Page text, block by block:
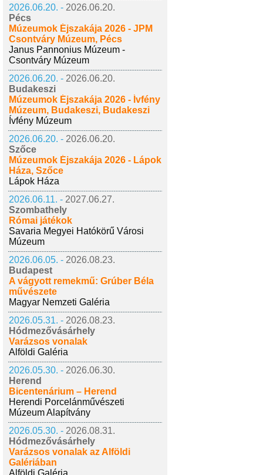
2026.06.20. - 2026.06.20.
Pécs
Múzeumok Éjszakája 2026 - JPM
Csontváry Múzeum, Pécs
Janus Pannonius Múzeum -
Csontváry Múzeum
2026.06.20. - 2026.06.20.
Budakeszi
Múzeumok Éjszakája 2026 - Ívfény
Múzeum, Budakeszi, Budakeszi
Ívfény Múzeum
2026.06.20. - 2026.06.20.
Szőce
Múzeumok Éjszakája 2026 - Lápok
Háza, Szőce
Lápok Háza
2026.06.11. - 2027.06.27.
Szombathely
Római játékok
Savaria Megyei Hatókörű Városi
Múzeum
2026.06.05. - 2026.08.23.
Budapest
A vágyott remekmű: Grúber Béla
művészete
Magyar Nemzeti Galéria
2026.05.31. - 2026.08.23.
Hódmezővásárhely
Varázsos vonalak
Alföldi Galéria
2026.05.30. - 2026.06.30.
Herend
Bicentenárium – Herend
Herendi Porcelánművészeti
Múzeum Alapítvány
2026.05.30. - 2026.08.31.
Hódmezővásárhely
Varázsos vonalak az Alföldi
Galériában
Alföldi Galéria